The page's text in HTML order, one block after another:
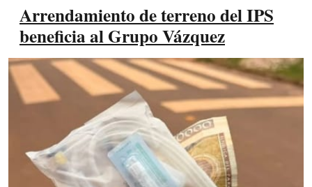
Arrendamiento de terreno del IPS
beneficia al Grupo Vázquez